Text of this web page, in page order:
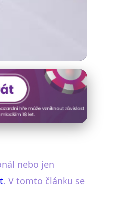
nebo jen
. V tomto článku se